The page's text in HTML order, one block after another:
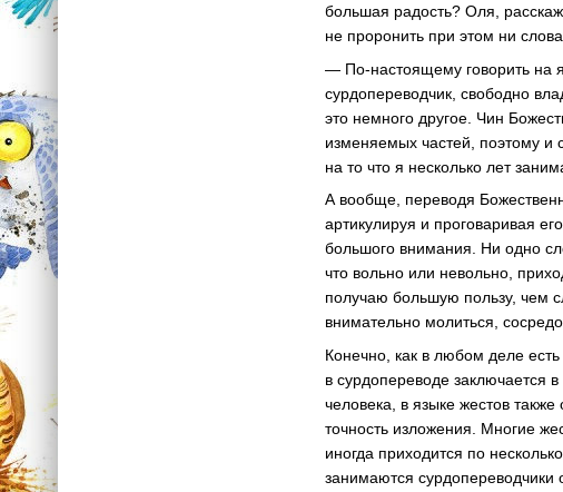
большая радость? Оля,
не проронить при этом ни
— По-настоящему говорить на
сурдопереводчик, свободно
это немного другое. Чин
изменяемых частей, поэтому и
на то что я несколько лет
А вообще, переводя
артикулируя и проговаривая
большого внимания. Ни одно
что вольно или невольно,
получаю большую пользу, чем
внимательно молиться,
Конечно, как в любом деле
в сурдопереводе заключается
человека, в языке жестов
точность изложения. Многие
иногда приходится по
занимаются